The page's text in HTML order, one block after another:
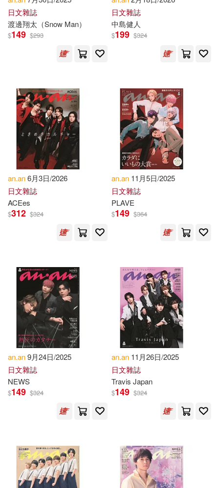
Lazarus(1) Lim (TRN)(1)
Lionel(1) Marina (EDT)(1)
Marouane/ Chakraborti(1)
Martha (EDT)/ Schafer(1)
Martinez(1) Michael (ILT)(1)
Morven S.(1) N. E.(1)
Natalie B. (EDT)/ Reed(1)
Nyarko(1) Oded/ Erev(1)
Oren (EDT)/ Rustow(1)
Peter (EDT)(1)
Phap S&#432;(1) Prum(1)
Publishing Company(1)
Raanan S. (EDT)(1)
Ra’anan (CON)(1)
Ra’anan (EDT)/ Himmelfarb(1)
日文雜誌
渡邊翔太（Snow Man）
$149 $293
日文雜誌
中島健人
$199 $324
an.an6月3日/2026
日文雜誌
ACEes
$312 $324
an.an 11月5日/2025
日文雜誌
PLAVE
$149 $364
an.an9月24日/2025
日文雜誌
NEWS
$149 $324
an.an 11月26日/2025
日文雜誌
Travis Japan
$149 $324